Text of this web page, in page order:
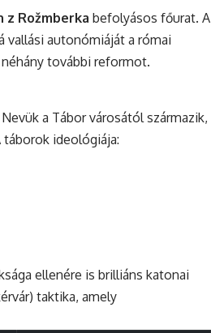
z Rožmberka befolyásos főurat. A
vallási autonómiáját a római
további reformot.
a Tábor városától származik,
ideológiája:
ellenére is brilliáns katonai
taktika, amely